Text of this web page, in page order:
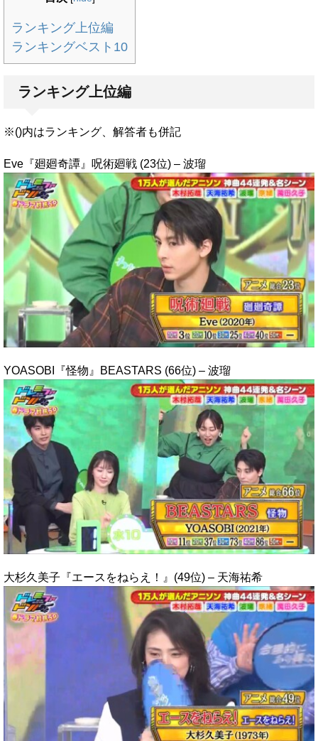
ランキング上位編
ランキングベスト10
ランキング上位編
※()内はランキング、解答者も併記
Eve『廻廻奇譚』呪術廻戦 (23位) – 波瑠
YOASOBI『怪物』BEASTARS (66位) – 波瑠
大杉久美子『エースをねらえ！』(49位) – 天海祐希